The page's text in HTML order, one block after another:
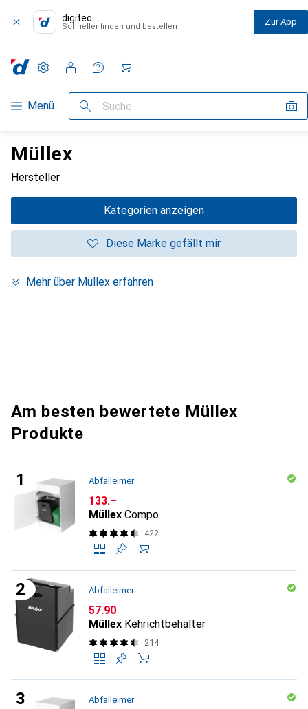
digitec
Schneller finden und bestellen Zur App
Navigation nach Kategorien
Menü Suche
Einstellungen
Kundenkonto
Vergleichslisten
Merklisten
Warenkorb
Müllex
Hersteller
Kategorien anzeigen
Diese Marke gefällt mir
Mehr über Müllex erfahren
Am besten bewertete Müllex
Produkte
Abfalleimer
CHF
133.–
Müllex Compo
422
Abfalleimer
CHF
57.90
Müllex Kehrichtbehälter
214
Abfalleimer